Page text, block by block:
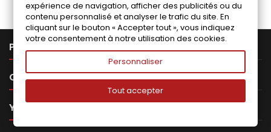
PRODUCTS
OUR COMPANY 
YOUR ACCOUNT 
expérience de navigation, afficher des publicités ou du
contenu personnalisé et analyser le trafic du site. En
cliquant sur le bouton « Accepter tout », vous indiquez
votre consentement à notre utilisation des cookies.
Personnaliser
Tout accepter